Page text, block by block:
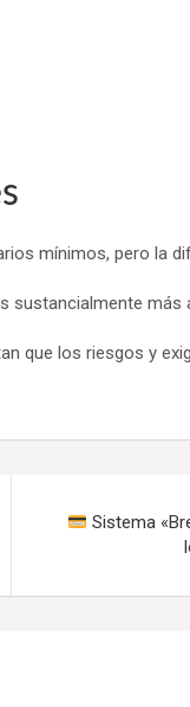
mínimos, pero la
sustancialmente más
que los riesgos y
Sistema